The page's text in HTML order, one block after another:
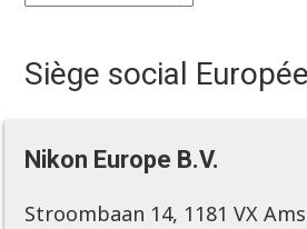
Siège social
Nikon Europe B.V.
Stroombaan 14, 1181 VX